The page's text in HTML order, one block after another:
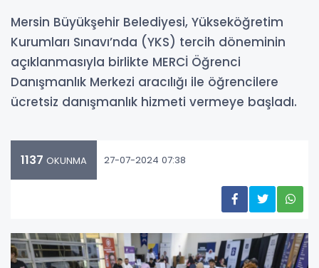
Mersin Büyükşehir Belediyesi, Yükseköğretim
Kurumları Sınavı’nda (YKS) tercih döneminin
açıklanmasıyla birlikte MERCİ Öğrenci
Danışmanlık Merkezi aracılığı ile öğrencilere
ücretsiz danışmanlık hizmeti vermeye başladı.
1137 OKUNMA 27-07-2024 07:38